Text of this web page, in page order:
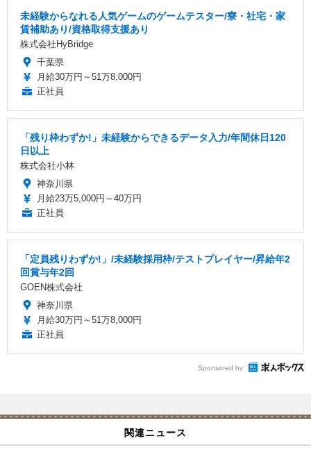
未経験からなれる人気ゲームのゲームテスター/寮・社宅・家
賃補助あり/資格取得支援あり
株式会社HyBridge
千葉県
月給30万円～51万8,000円
正社員
「残り枠わずか!」未経験からできるデータ入力/年間休日120
日以上
株式会社小林
神奈川県
月給23万5,000円～40万円
正社員
「定員残りわずか!」/未経験採用枠/テストプレイヤー/昇給年2
回賞与年2回
GOEN株式会社
神奈川県
月給30万円～51万8,000円
正社員
Sponsored by
関連ニュース